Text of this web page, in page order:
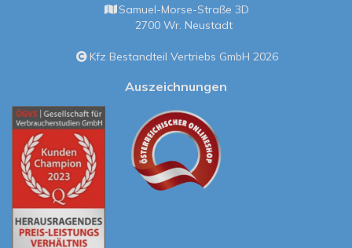
Samuel-Morse-Straße 3D
2700 Wr. Neustadt
Kfz Bestandteil Vertriebs GmbH 2026
Auszeichnungen